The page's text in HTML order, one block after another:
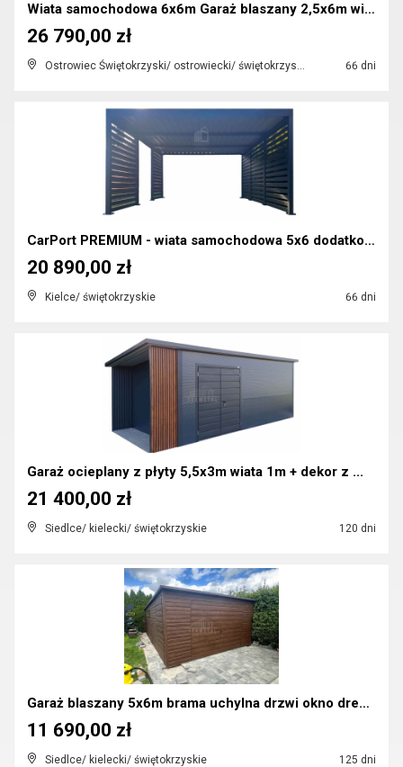
Wiata samochodowa 6x6m Garaż blaszany 2,5x6m wiata...
Ostrowiec Świętokrzyski/ ostrowiecki/ świętokrzyskie 66 dni
26 790,00 zł
CarPort PREMIUM - wiata samochodowa 5x6 dodatkowa ...
Kielce/ świętokrzyskie 66 dni
20 890,00 zł
Garaż ocieplany z płyty 5,5x3m wiata 1m + dekor z ...
Siedlce/ kielecki/ świętokrzyskie 120 dni
21 400,00 zł
Garaż blaszany 5x6m brama uchylna drzwi okno drewn...
Siedlce/ kielecki/ świętokrzyskie 125 dni
11 690,00 zł